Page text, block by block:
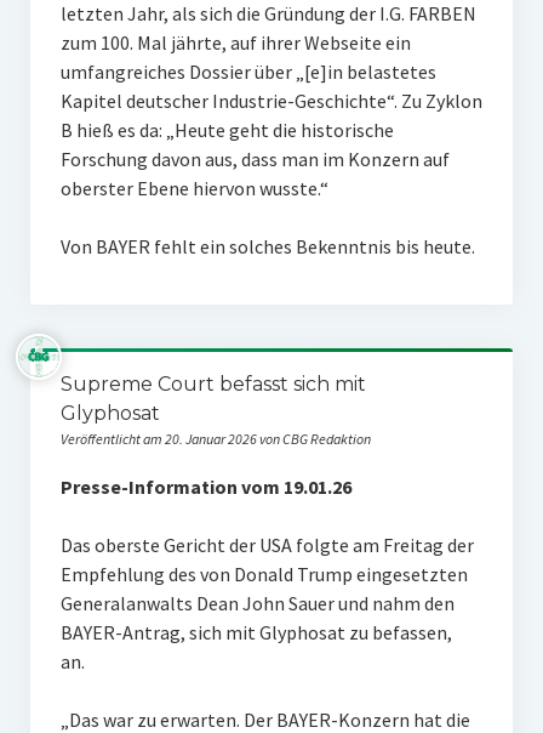
letzten Jahr, als sich die Gründung der I.G. FARBEN
zum 100. Mal jährte, auf ihrer Webseite ein
umfangreiches Dossier über „[e]in belastetes
Kapitel deutscher Industrie-Geschichte“. Zu Zyklon
B hieß es da: „Heute geht die historische
Forschung davon aus, dass man im Konzern auf
oberster Ebene hiervon wusste.“
Von BAYER fehlt ein solches Bekenntnis bis heute.
Supreme Court befasst sich mit
Glyphosat
Veröffentlicht am 20. Januar 2026 von CBG Redaktion
Presse-Information vom 19.01.26
Das oberste Gericht der USA folgte am Freitag der
Empfehlung des von Donald Trump eingesetzten
Generalanwalts Dean John Sauer und nahm den
BAYER-Antrag, sich mit Glyphosat zu befassen,
an.
„Das war zu erwarten. Der BAYER-Konzern hat die